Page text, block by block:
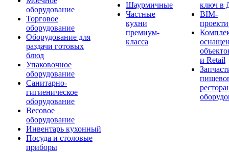
оборудование
Торговое
оборудование
Оборудование для
раздачи готовых
блюд
Упаковочное
оборудование
Санитарно-
гигиеническое
оборудование
Весовое
оборудование
Инвентарь кухонный
Посуда и столовые
приборы
Шаурмичные
Частные
кухни
премиум-
класса
ключ в
BIM-
и Retail